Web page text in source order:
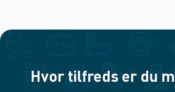
Hvor tilfreds er du